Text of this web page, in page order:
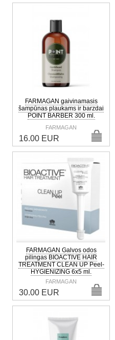
FARMAGAN gaivinamasis
šampūnas plaukams ir barzdai
POINT BARBER 300 ml.
FARMAGAN
16.00 EUR
FARMAGAN Galvos odos
pilingas BIOACTIVE HAIR
TREATMENT CLEAN UP Peel-
HYGIENIZING 6x5 ml.
FARMAGAN
30.00 EUR